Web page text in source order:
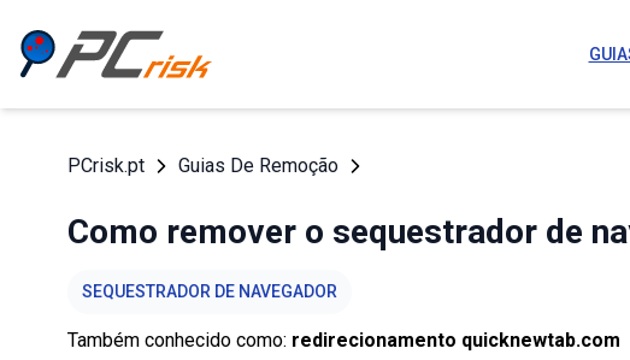
PCrisk.pt Guias De Remoção
Como remover o sequestrador de
SEQUESTRADOR DE NAVEGADOR
Também conhecido como: redirecionamento quicknewtab.com